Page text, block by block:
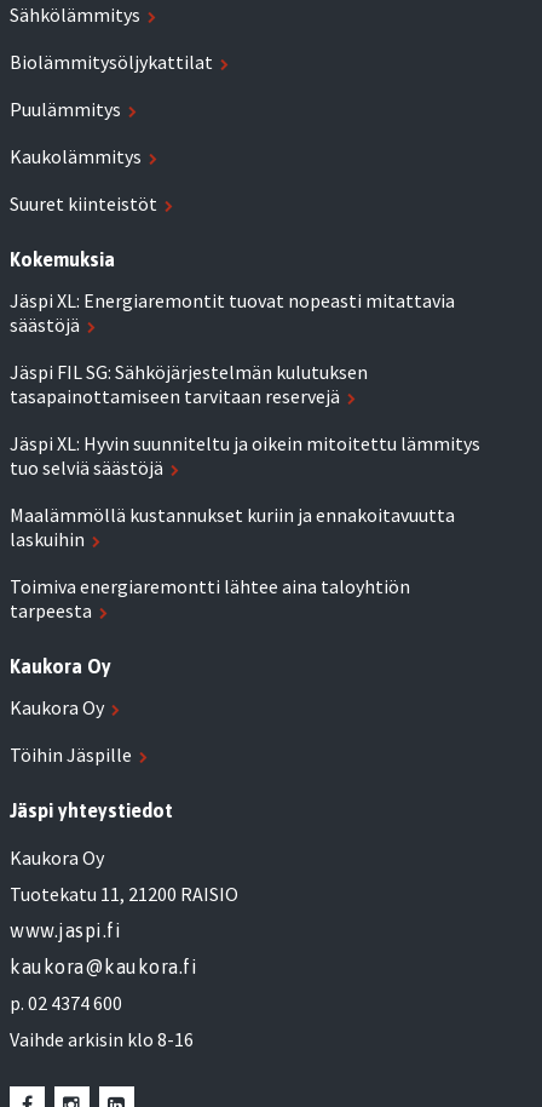
Sähkölämmitys
Biolämmitysöljykattilat
Puulämmitys
Kaukolämmitys
Suuret kiinteistöt
Kokemuksia
Jäspi XL: Energiaremontit tuovat nopeasti mitattavia
säästöjä
Jäspi FIL SG: Sähköjärjestelmän kulutuksen
tasapainottamiseen tarvitaan reservejä
Jäspi XL: Hyvin suunniteltu ja oikein mitoitettu lämmitys
tuo selviä säästöjä
Maalämmöllä kustannukset kuriin ja ennakoitavuutta
laskuihin
Toimiva energiaremontti lähtee aina taloyhtiön
tarpeesta
Kaukora Oy
Kaukora Oy
Töihin Jäspille
Jäspi yhteystiedot
Kaukora Oy
Tuotekatu 11, 21200 RAISIO
www.jaspi.fi
kaukora@kaukora.fi
p. 02 4374 600
Vaihde arkisin klo 8-16